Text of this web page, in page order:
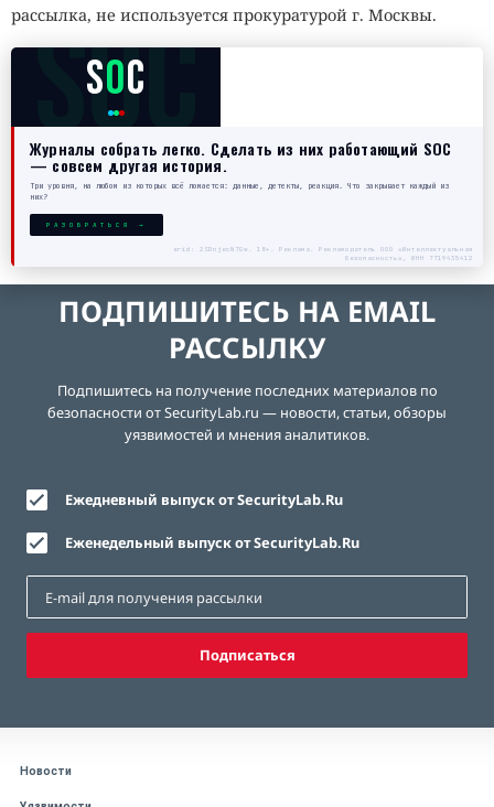
рассылка, не используется прокуратурой г. Москвы.
SOC
SOC
Журналы собрать легко. Сделать из них работающий SOC
— совсем другая история.
Три уровня, на любом из которых всё ломается: данные, детекты, реакция. Что закрывает каждый из
них?
РАЗОБРАТЬСЯ →
erid: 2SDnjecN7Gw. 18+. Реклама. Рекламодатель ООО «Интеллектуальная
безопасность», ИНН 7719435412
ПОДПИШИТЕСЬ НА EMAIL
РАССЫЛКУ
Подпишитесь на получение последних материалов по
безопасности от SecurityLab.ru — новости, статьи, обзоры
уязвимостей и мнения аналитиков.
Ежедневный выпуск от SecurityLab.Ru
Еженедельный выпуск от SecurityLab.Ru
Подписаться
Новости